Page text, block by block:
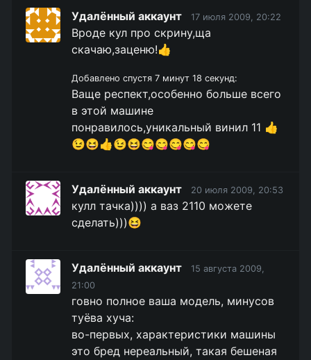
Удалённый аккаунт 17 июля 2009, 20:22
Вроде кул про скрину,ща
скачаю,заценю!👍
Добавлено спустя 7 минут 18 секунд:
Ваще респект,особенно больше всего
в этой машине
понравилось,уникальный винил 11 👍
😉😆👍😉😆😋😋😋😋😋
Удалённый аккаунт 20 июля 2009, 20:53
кулл тачка)))) а ваз 2110 можете
сделать)))😆
Удалённый аккаунт
15 августа 2009,
21:00
говно полное ваша модель, минусов
туёва хуча:
во-первых, характеристики машины
это бред нереальный, такая бешеная